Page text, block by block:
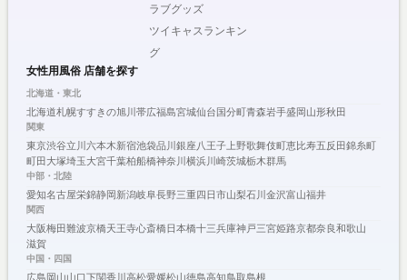
ラブグッズ
ツイキャスランキン
グ
女性用風俗 店舗を探す
北海道・東北
北海道札幌すすきの旭川 帯広福島宮城仙台 国分町青森岩手盛岡山形秋田
関東
東京渋谷立川 六本木新宿池袋品川 銀座八王子上野歌舞伎町恵比寿五反田錦糸町
町田大塚埼玉大宮千葉柏船橋神奈川 横浜川崎茨城栃木群馬
中部・北陸
愛知名古屋栄錦静岡新潟岐阜長野三重四日市山梨石川 金沢富山福井
関西
大阪梅田難波京橋天王寺心斎橋日本橋十三兵庫神戸三宮姫路京都奈良和歌山
滋賀
中国・四国
広島 岡山山口下関香川 高松愛媛松山徳島高知鳥取島根